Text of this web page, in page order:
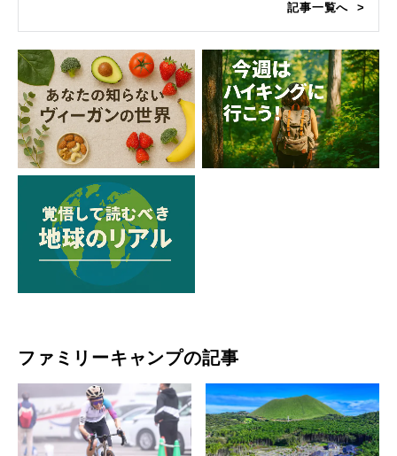
記事一覧へ
ファミリーキャンプの記事